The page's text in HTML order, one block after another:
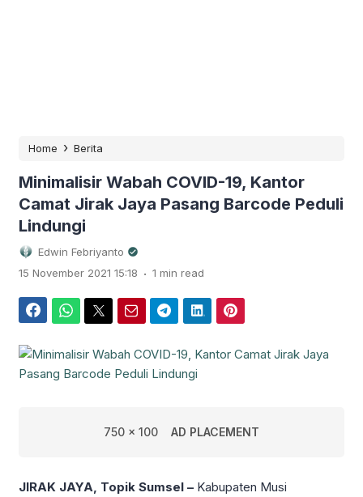
Home › Berita
Minimalisir Wabah COVID-19, Kantor
Camat Jirak Jaya Pasang Barcode Peduli
Lindungi
Edwin Febriyanto
15 November 2021 15:18 . 1 min read
750 x 100 AD PLACEMENT
JIRAK JAYA, Topik Sumsel – Kabupaten Musi